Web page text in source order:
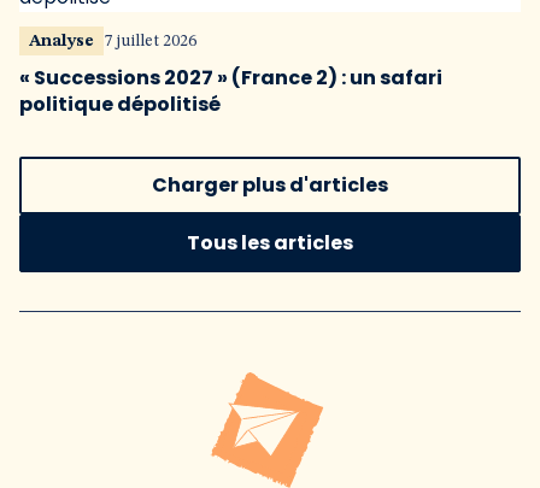
Analyse 7 juillet 2026
« Successions 2027 » (France 2) : un safari
politique dépolitisé
Charger plus d'articles
Tous les articles